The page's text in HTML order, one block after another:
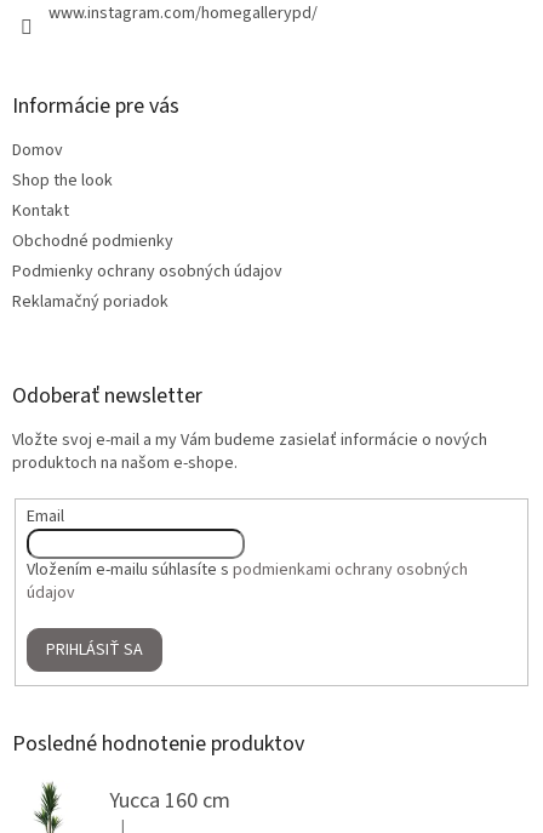
www.instagram.com/homegallerypd/
Informácie pre vás
Domov
Shop the look
Kontakt
Obchodné podmienky
Podmienky ochrany osobných údajov
Reklamačný poriadok
Odoberať newsletter
Vložte svoj e-mail a my Vám budeme zasielať informácie o nových
produktoch na našom e-shope.
Email
Vložením e-mailu súhlasíte s podmienkami ochrany osobných
údajov
PRIHLÁSIŤ SA
Posledné hodnotenie produktov
Yucca 160 cm
|